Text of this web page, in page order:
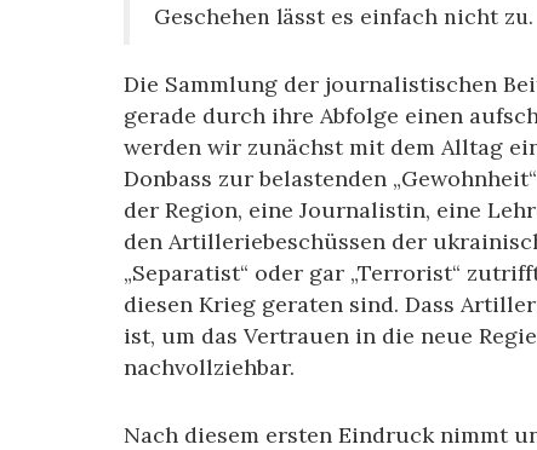
Geschehen lässt es einfach nicht zu.
Die Sammlung der journalistischen
gerade durch ihre Abfolge einen
werden wir zunächst mit dem Alltag
Donbass zur belastenden
der Region, eine Journalistin, eine
den Artilleriebeschüssen der
„Separatist“ oder gar „Terrorist“
diesen Krieg geraten sind. Dass
ist, um das Vertrauen in die neue
nachvollziehbar.
Nach diesem ersten Eindruck nimmt